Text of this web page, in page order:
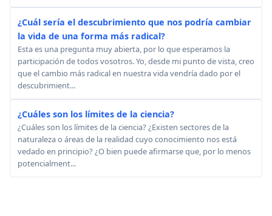
¿Cuál sería el descubrimiento que nos podría cambiar
la vida de una forma más radical?
Esta es una pregunta muy abierta, por lo que esperamos la
participación de todos vosotros. Yo, desde mi punto de vista, creo
que el cambio más radical en nuestra vida vendría dado por el
descubrimient...
¿Cuáles son los límites de la ciencia?
¿Cuáles son los límites de la ciencia? ¿Existen sectores de la
naturaleza o áreas de la realidad cuyo conocimiento nos está
vedado en principio? ¿O bien puede afirmarse que, por lo menos
potencialment...